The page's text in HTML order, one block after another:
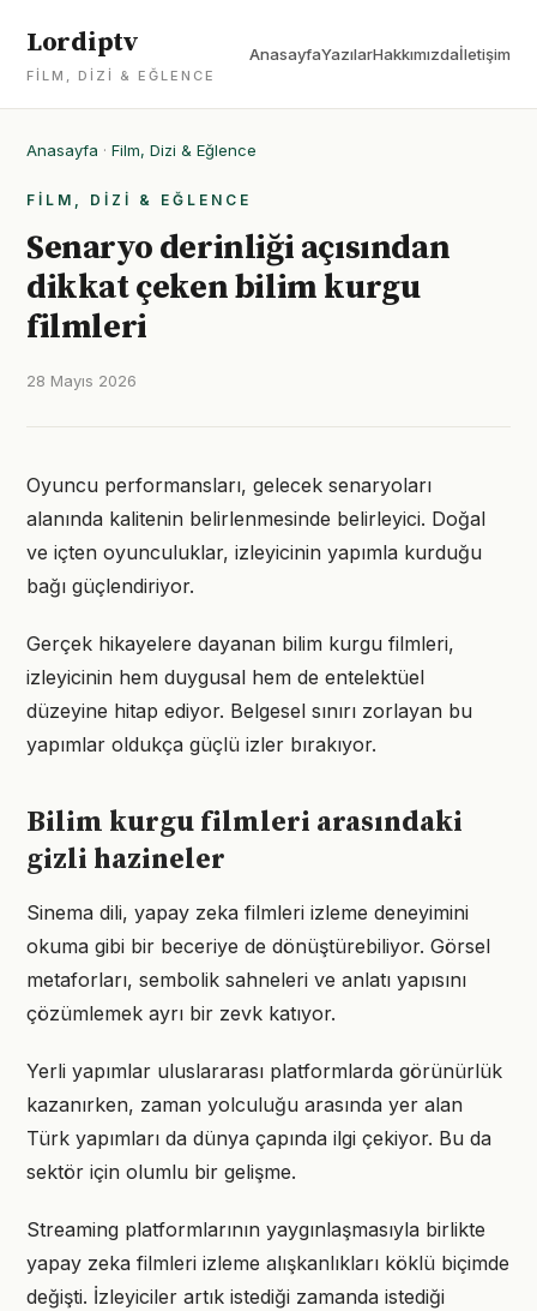
Lordiptv
FILM, DIZI & EĞLENCE
AnasayfaYazılarHakkımızdaİletişim
Anasayfa · Film, Dizi & Eğlence
FILM, DIZI & EĞLENCE
Senaryo derinliği açısından
dikkat çeken bilim kurgu
filmleri
28 Mayıs 2026
Oyuncu performansları, gelecek senaryoları
alanında kalitenin belirlenmesinde belirleyici. Doğal
ve içten oyunculuklar, izleyicinin yapımla kurduğu
bağı güçlendiriyor.
Gerçek hikayelere dayanan bilim kurgu filmleri,
izleyicinin hem duygusal hem de entelektüel
düzeyine hitap ediyor. Belgesel sınırı zorlayan bu
yapımlar oldukça güçlü izler bırakıyor.
Bilim kurgu filmleri arasındaki
gizli hazineler
Sinema dili, yapay zeka filmleri izleme deneyimini
okuma gibi bir beceriye de dönüştürebiliyor. Görsel
metaforları, sembolik sahneleri ve anlatı yapısını
çözümlemek ayrı bir zevk katıyor.
Yerli yapımlar uluslararası platformlarda görünürlük
kazanırken, zaman yolculuğu arasında yer alan
Türk yapımları da dünya çapında ilgi çekiyor. Bu da
sektör için olumlu bir gelişme.
Streaming platformlarının yaygınlaşmasıyla birlikte
yapay zeka filmleri izleme alışkanlıkları köklü biçimde
değişti. İzleyiciler artık istediği zamanda istediği